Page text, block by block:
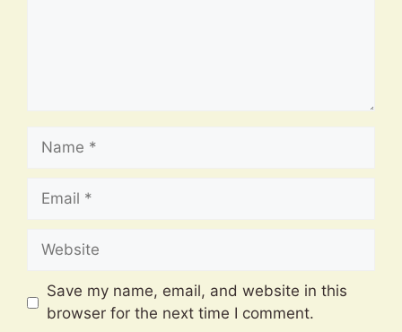
Name
Email
Website
Save my name, email, and website in this
browser for the next time I comment.